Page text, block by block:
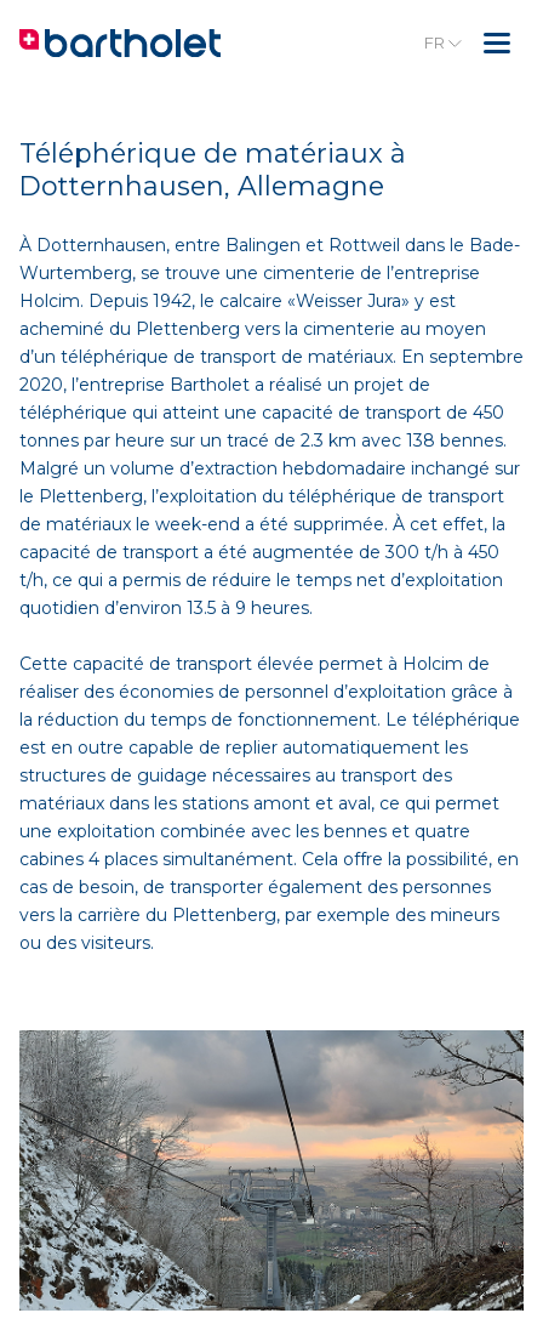
FR
Téléphérique de matériaux à
Dotternhausen, Allemagne
À Dotternhausen, entre Balingen et Rottweil dans le Bade-
Wurtemberg, se trouve une cimenterie de l’entreprise
Holcim. Depuis 1942, le calcaire «Weisser Jura» y est
acheminé du Plettenberg vers la cimenterie au moyen
d’un téléphérique de transport de matériaux. En septembre
2020, l’entreprise Bartholet a réalisé un projet de
téléphérique qui atteint une capacité de transport de 450
tonnes par heure sur un tracé de 2.3 km avec 138 bennes.
Malgré un volume d’extraction hebdomadaire inchangé sur
le Plettenberg, l’exploitation du téléphérique de transport
de matériaux le week-end a été supprimée. À cet effet, la
capacité de transport a été augmentée de 300 t/h à 450
t/h, ce qui a permis de réduire le temps net d’exploitation
quotidien d’environ 13.5 à 9 heures.
Cette capacité de transport élevée permet à Holcim de
réaliser des économies de personnel d’exploitation grâce à
la réduction du temps de fonctionnement. Le téléphérique
est en outre capable de replier automatiquement les
structures de guidage nécessaires au transport des
matériaux dans les stations amont et aval, ce qui permet
une exploitation combinée avec les bennes et quatre
cabines 4 places simultanément. Cela offre la possibilité, en
cas de besoin, de transporter également des personnes
vers la carrière du Plettenberg, par exemple des mineurs
ou des visiteurs.